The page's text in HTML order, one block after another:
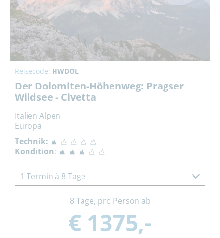
Reisecode: HWDOL
Der Dolomiten-Höhenweg: Pragser
Wildsee - Civetta
Italien Alpen
Europa
Technik:
Kondition:
1 Termin à 8 Tage
8 Tage, pro Person ab
€ 1375,-